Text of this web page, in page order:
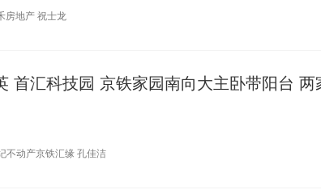
房地产 祝士龙
不动产京铁汇缘孔佳洁